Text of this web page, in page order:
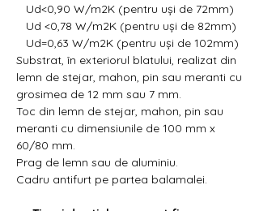
Ud<0,90 W/m2K (pentru uși de 72mm)
Ud <0,78 W/m2K (pentru uși de 82mm)
Ud=0,63 W/m2K (pentru uși de 102mm)
Substrat, în exteriorul blatului, realizat din
lemn de stejar, mahon, pin sau meranti cu
grosimea de 12 mm sau 7 mm.
Toc din lemn de stejar, mahon, pin sau
meranti cu dimensiunile de 100 mm x
60/80 mm.
Prag de lemn sau de aluminiu.
Cadru antifurt pe partea balamalei.